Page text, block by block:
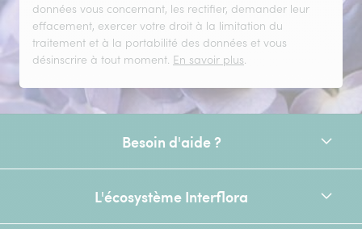
données vous concernant, les rectifier, demander leur
effacement, exercer votre droit à la limitation du
traitement et à la portabilité des données et vous
désinscrire à tout moment. En savoir plus.
Besoin d'aide ?
L'écosystème Interflora